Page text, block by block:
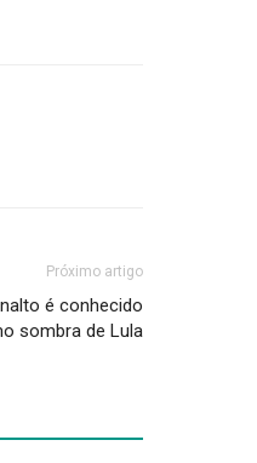
Próximo artigo
é conhecido
sombra de Lula